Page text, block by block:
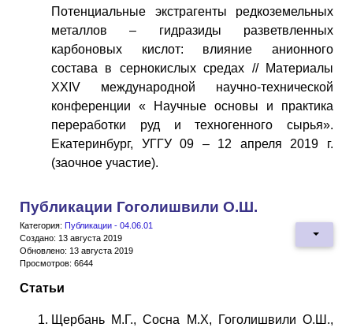
Потенциальные экстрагенты редкоземельных
металлов – гидразиды разветвленных
карбоновых кислот: влияние анионного
состава в сернокислых средах // Материалы
XXIV международной научно-технической
конференции « Научные основы и практика
переработки руд и техногенного сырья».
Екатеринбург, УГГУ 09 – 12 апреля 2019 г.
(заочное участие).
Публикации Гоголишвили О.Ш.
Категория: Публикации - 04.06.01
Создано: 13 августа 2019
Обновлено: 13 августа 2019
Просмотров: 6644
Статьи
Щербань М.Г., Сосна М.Х, Гоголишвили О.Ш.,